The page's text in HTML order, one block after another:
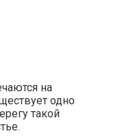
на
одно
такой